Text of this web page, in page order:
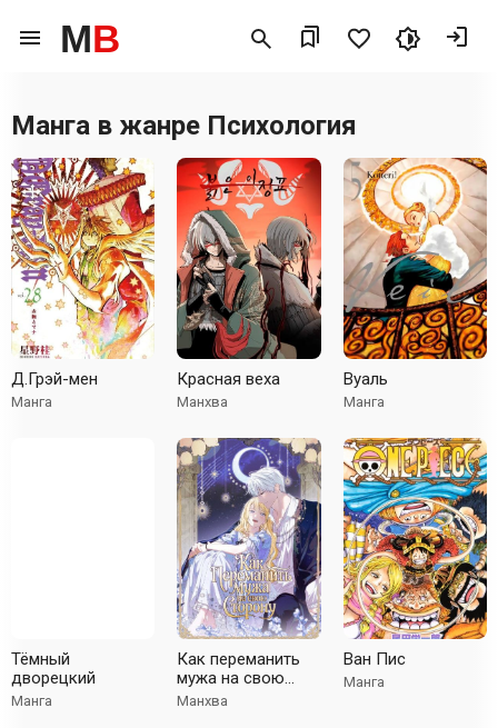
MB
Манга в жанре Психология
Д.Грэй-мен
Манга
Красная веха
Манхва
Вуаль
Манга
Тёмный
дворецкий
Манга
Как переманить
мужа на свою
сторону
Манхва
Ван Пис
Манга